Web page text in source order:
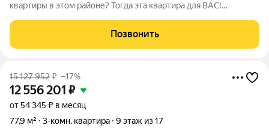
квартиры в этом районе? Тогда эта квартира для ВАС!
требует дополнительных вложений. Заходи и живи! Ремонт:
выполнен из премиальных материалов,
Позвонить
15 127 952₽ –17%
12 556 201 ₽
от 54 345 ₽ в месяц
77,9 м²
3-комн. квартира 9 этаж из 17